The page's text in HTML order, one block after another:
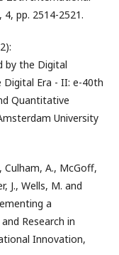
pp. 2514-2521.
by the Digital
Digital Era - II: e-40th
Quantitative
University
Culham, A., McGoff,
J., Wells, M. and
a
Research in
Innovation,